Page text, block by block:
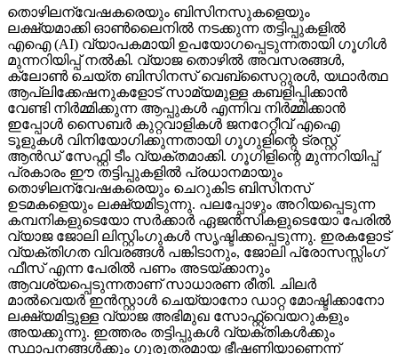
ആപ്ലിക്കേഷനുകളോട് സാമ്യമുള്ള കബളിപ്പിക്കാന്‍
വേണ്ടി നിര്‍മ്മിക്കുന്ന ആപ്പുകള്‍ എന്നിവ നിര്‍മ്മിക്കാന്‍
ഇപ്പോള്‍ സൈബര്‍ കുറ്റവാളികള്‍ ജനറേറ്റീവ് എഐ
ടൂളുകള്‍ വിനിയോഗിക്കുന്നതായി ഗൂഗുളിന്റെ ട്രസ്റ്റ്
ആന്‍ഡ് സേഫ്റ്റി ടീം വ്യക്തമാക്കി. ഗൂഗിളിന്റെ മുന്നറിയിപ്പ്
പ്രകാരം ഈ തട്ടിപ്പുകളില്‍ പ്രധാനമായും
തൊഴിലന്വേഷകരെയും ചെറുകിട ബിസിനസ്
ഉടമകളെയും ലക്ഷ്യമിടുന്നു. പലപ്പോഴും അറിയപ്പെടുന്ന
കമ്പനികളുടെയോ സര്‍ക്കാര്‍ ഏജന്‍സികളുടെയോ പേരില്‍
വ്യാജ ജോലി ലിസ്റ്റിംഗുകള്‍ സൃഷ്ടിക്കപ്പെടുന്നു. ഇരകളോട്
വ്യക്തിഗത വിവരങ്ങള്‍ പങ്കിടാനും, ജോലി പ്രോസസ്സിംഗ്
ഫീസ് എന്ന പേരില്‍ പണം അടയ്ക്കാനും
ആവശ്യപ്പെടുന്നതാണ് സാധാരണ രീതി. ചിലര്‍
മാല്‍വെയര്‍ ഇന്‍സ്റ്റാള്‍ ചെയ്യാനോ ഡാറ്റ മോഷ്ടിക്കാനോ
ലക്ഷ്യമിട്ടുള്ള വ്യാജ അഭിമുഖ സോഫ്റ്റ്‌വെയറുകളും
അയക്കുന്നു. ഇത്തരം തട്ടിപ്പുകള്‍ വ്യക്തികള്‍ക്കും
സ്ഥാപനങ്ങള്‍ക്കും ഗുരുതരമായ ഭീഷണിയാണെന്ന്
ഗൂഗിള്‍ മുന്നറിയിപ്പ് നല്‍കി. നിയമാനുസൃത
തൊഴിലുടമകള്‍ ഒരിക്കലും സാമ്പത്തിക വിവരങ്ങളോ
പേയ്‌മെന്റെ് ആവശ്യങ്ങളോ ഉന്നയിക്കില്ലെന്നും
ഉപയോക്താക്കള്‍ ഓണ്‍ലൈനില്‍ കൂടുതല്‍ ജാഗ്രത
പാലിക്കണമെന്നും ഗൂഗിള്‍ വ്യക്തമാക്കി.